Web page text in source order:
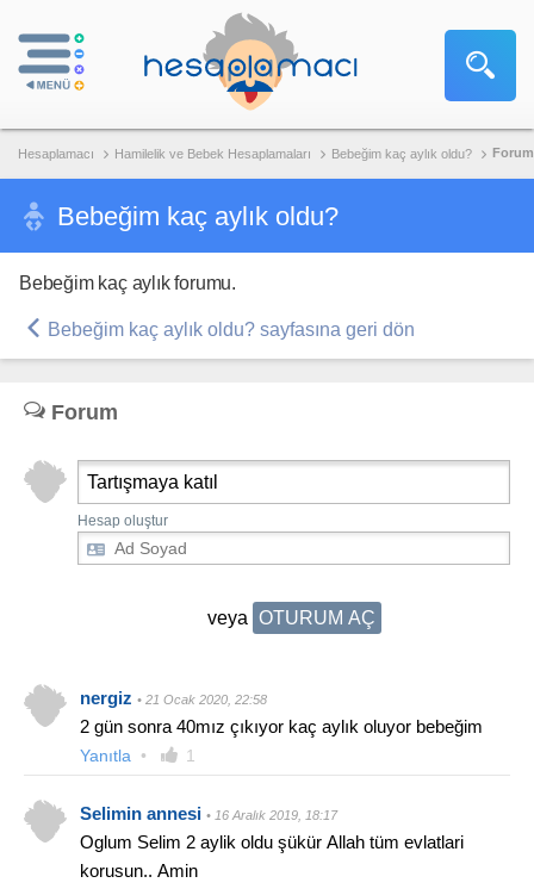
Hesaplamacı Hamilelik ve Bebek Hesaplamaları Bebeğim kaç aylık oldu? Forum
Bebeğim kaç aylık oldu?
Bebeğim kaç aylık forumu.
Bebeğim kaç aylık oldu? sayfasına geri dön
Forum
Tartışmaya katıl
Hesap oluştur
veya OTURUM AÇ
nergiz • 21 Ocak 2020, 22:58
2 gün sonra 40mız çıkıyor kaç aylık oluyor bebeğim
Yanıtla • 1
Selimin annesi • 16 Aralık 2019, 18:17
Oglum Selim 2 aylik oldu şükür Allah tüm evlatlari
korusun.. Amin